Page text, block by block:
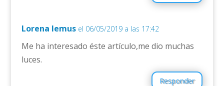
Lorena lemus el 06/05/2019 a las 17:42
Me ha interesado éste artículo,me dio muchas
luces.
Responder